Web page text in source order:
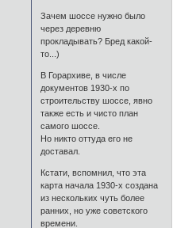
Зачем шоссе нужно было
через деревню
прокладывать? Бред какой-
то...)
В Горархиве, в числе
документов 1930-х по
строительству шоссе, явно
также есть и чисто план
самого шоссе.
Но никто оттуда его не
доставал.
Кстати, вспомнил, что эта
карта начала 1930-х создана
из нескольких чуть более
ранних, но уже советского
времени.